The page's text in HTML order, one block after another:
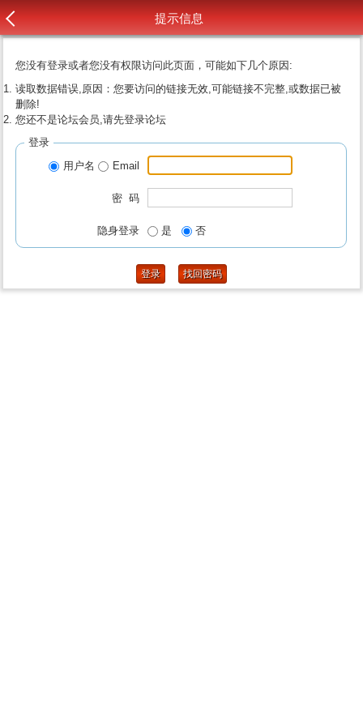
提示信息
您没有登录或者您没有权限访问此页面，可能如下几个原因:
读取数据错误,原因：您要访问的链接无效,可能链接不完整,或数据已被
删除!
您还不是论坛会员,请先登录论坛
登录
用户名
Email
密 码
隐身登录 是 否